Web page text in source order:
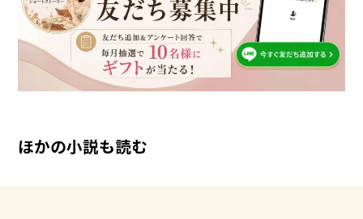
ほかの小説も読む